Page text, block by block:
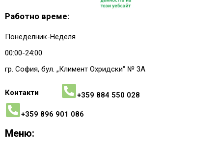
Работно време:
Понеделник-Неделя
00:00-24:00
гр. София, бул. „Климент Охридски“ № 3A
Контакти +359 884 550 028
+359 896 901 086
Меню: